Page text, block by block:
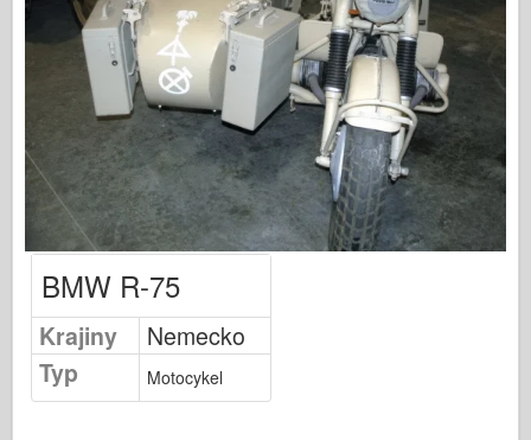
Vydavateľstvo Osprey
Letka Signál
TankPower (Sila nádrže)
Nákladné vozidlá a nádrže
Waffen-Arsenal
Wydawnictwo Militaria
Maquettes (Maquettes)
Akadémia
Modely esa
Klub AFV
BMW R-75
Krajiny
Nemecko
Typ
Motocykel